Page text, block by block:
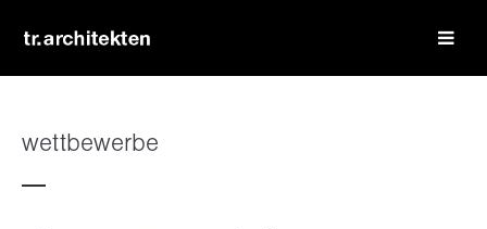
passwort
wettbewerbe